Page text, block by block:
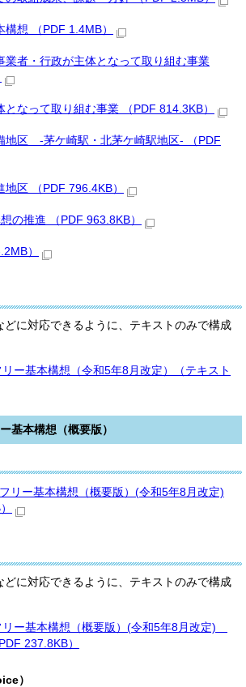
想 （PDF 1.4MB）
者・行政が主体となって取り組む事業
なって取り組む事業 （PDF 814.3KB）
区 -茅ケ崎駅・北茅ケ崎駅地区- （PDF
区 （PDF 796.4KB）
の推進 （PDF 963.8KB）
）
どに対応できるように、テキストのみで構成
ー基本構想（令和5年8月改定）（テキスト
基本構想（概要版）
リー基本構想（概要版）(令和5年8月改定)
どに対応できるように、テキストのみで構成
リー基本構想（概要版）(令和5年8月改定)
237.8KB）
）